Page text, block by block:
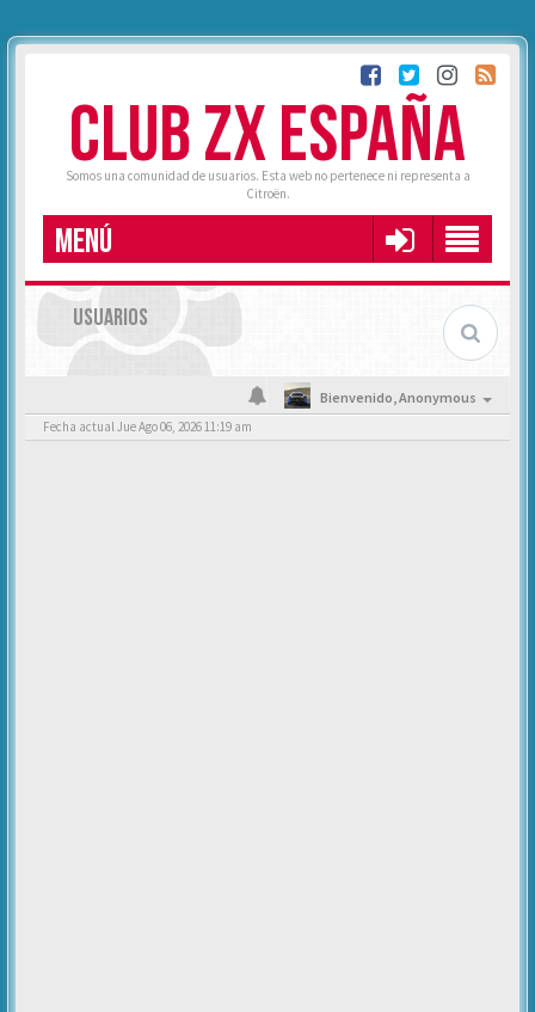
CLUB ZX ESPAÑA
Somos una comunidad de usuarios. Esta web no pertenece ni representa a
Citroën.
MENÚ
USUARIOS
Bienvenido,Anonymous
Fecha actual Jue Ago 06, 2026 11:19 am